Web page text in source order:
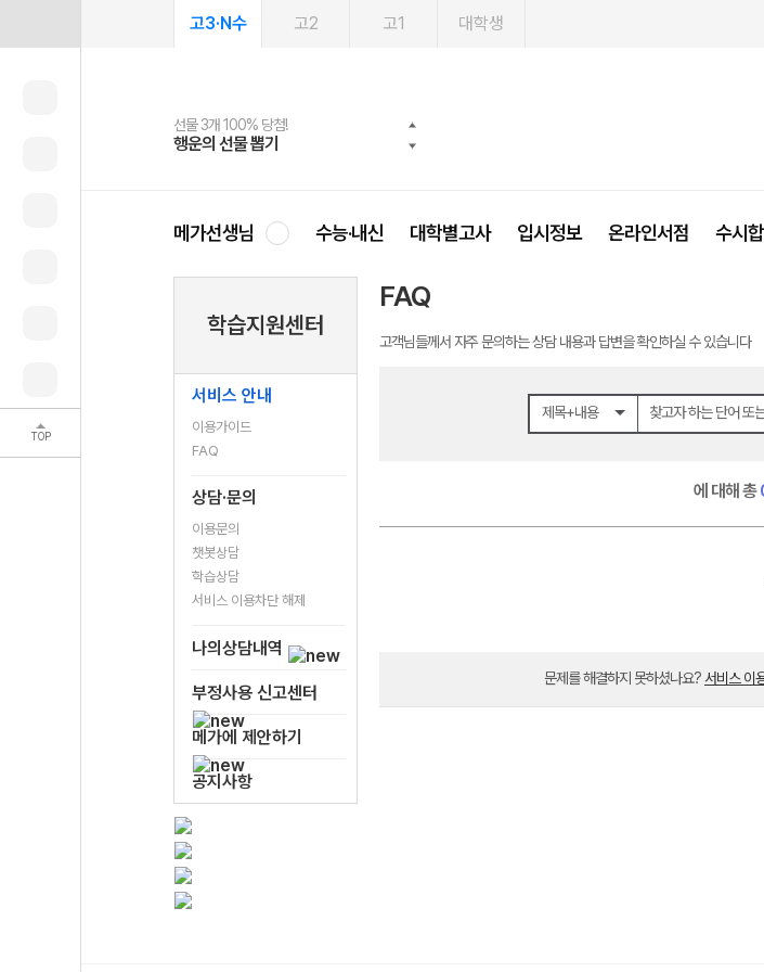
TOP
고3·N수 고2 고1 대학생
선물 3개 100% 당첨!
행운의 선물 뽑기
선물 100% 증정!
메가스터디 X 올리브
여름방학 스터디 캐시백
메가런 썸머스쿨
2027 러셀 단과
강사 공개선발
스마트러닝앱
설문 EVENT
메가패스
3일 무료 체험권
메가패스 수강생 무료혜택!
메가클럽 멤버십
사회공헌 캠페인
희망이룸 메가나눔
메가선생님 수능·내신 대학별고사 입시정보 온라인서점 수시
학습지원센터
서비스 안내
이용가이드
FAQ
상담·문의
이용문의
챗봇상담
학습상담
서비스 이용차단 해제
나의상담내역
부정사용 신고센터
메가에 제안하기
공지사항
FAQ
고객님들께서 자주 문의하는 상담 내용과 답변을 확인하실 수 있습니다
제목+내용 찾고자 하는 단어 또
에 대해 총
문제를 해결하지 못하셨나요?서비스 이